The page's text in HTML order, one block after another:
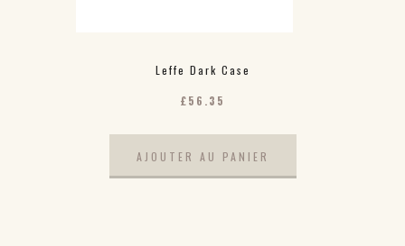
Leffe Dark Case
£56.35
AJOUTER AU PANIER